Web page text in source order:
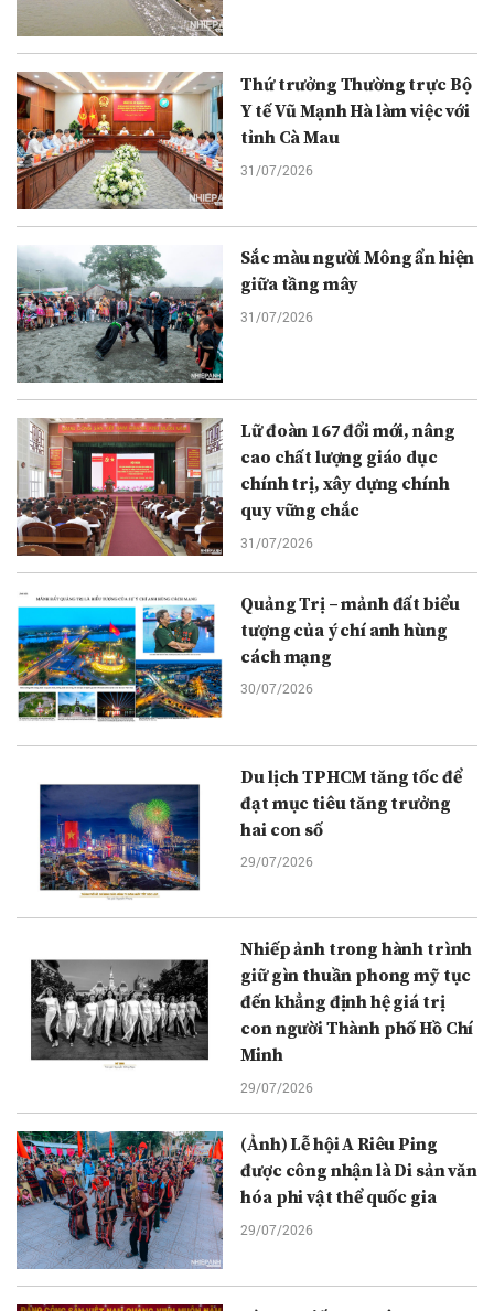
Thứ trưởng Thường trực Bộ
Y tế Vũ Mạnh Hà làm việc với
tỉnh Cà Mau
31/07/2026
Sắc màu người Mông ẩn hiện
giữa tầng mây
31/07/2026
Lữ đoàn 167 đổi mới, nâng
cao chất lượng giáo dục
chính trị, xây dựng chính
quy vững chắc
31/07/2026
Quảng Trị – mảnh đất biểu
tượng của ý chí anh hùng
cách mạng
30/07/2026
Du lịch TPHCM tăng tốc để
đạt mục tiêu tăng trưởng
hai con số
29/07/2026
Nhiếp ảnh trong hành trình
giữ gìn thuần phong mỹ tục
đến khẳng định hệ giá trị
con người Thành phố Hồ Chí
Minh
29/07/2026
(Ảnh) Lễ hội A Riêu Ping
được công nhận là Di sản văn
hóa phi vật thể quốc gia
29/07/2026